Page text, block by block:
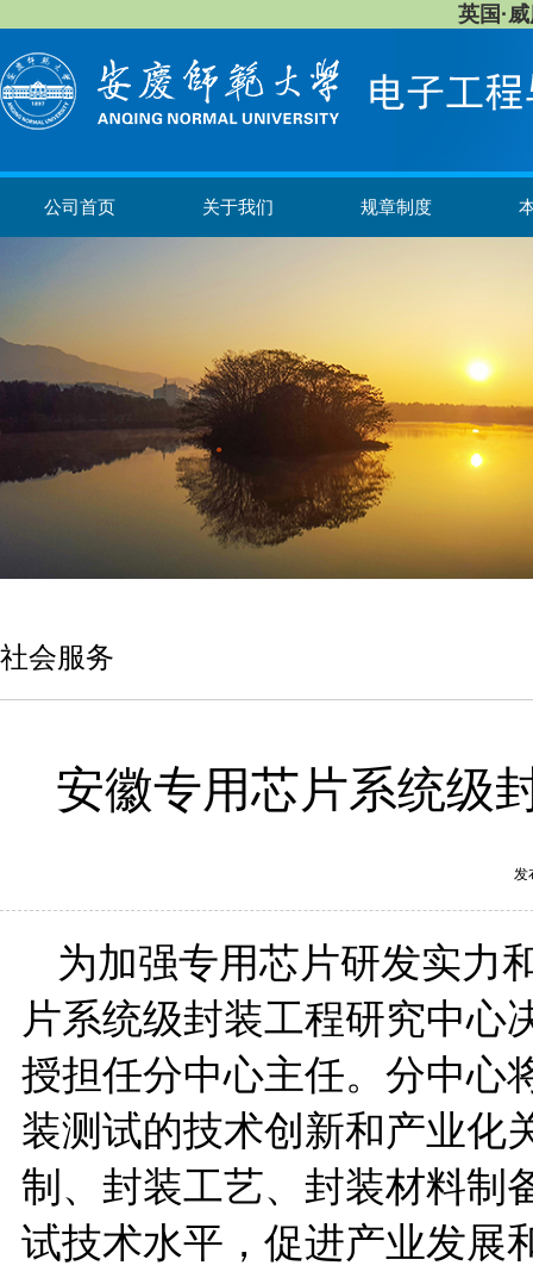
英国·
公司首页 关于我们 规章制度
社会服务
安徽专用芯片系统级
发
为加强专用芯片研发实力
片系统级封装工程研究中心
授担任分中心主任。分中心
装测试的技术创新和产业化
制、封装工艺、封装材料制
试技术水平，促进产业发展